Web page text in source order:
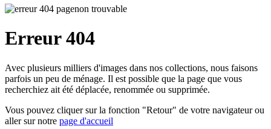
Erreur 404
Avec plusieurs milliers d'images dans nos collections, nous faisons
parfois un peu de ménage. Il est possible que la page que vous
recherchiez ait été déplacée, renommée ou supprimée.
Vous pouvez cliquer sur la fonction "Retour" de votre navigateur ou
aller sur notre page d'accueil